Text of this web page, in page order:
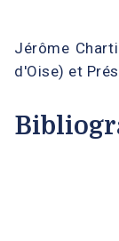
Jérôme
d'Oise) et